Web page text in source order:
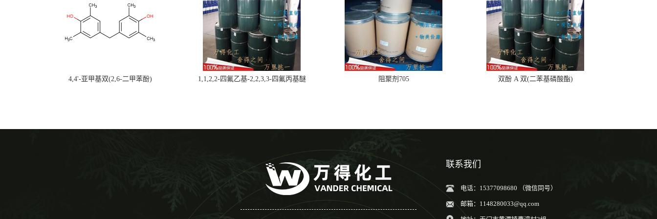
4,4'-亚甲基双(2,6-二甲苯酚) 1,1,2,2-四氟乙基-2,2,3,3-四氟丙基醚 阻聚剂705 双酚 A 双(二苯基磷酸酯)
联系我们
电话：15377098680 （微信同号）
邮箱： 1148280033@qq.com